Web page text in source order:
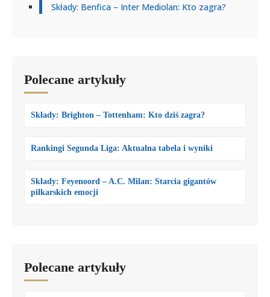
Składy: Benfica – Inter Mediolan: Kto zagra?
Polecane artykuły
Składy: Brighton – Tottenham: Kto dziś zagra?
Rankingi Segunda Liga: Aktualna tabela i wyniki
Składy: Feyenoord – A.C. Milan: Starcia gigantów
piłkarskich emocji
Polecane artykuły